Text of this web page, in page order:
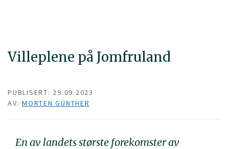
Villeplene på Jomfruland
PUBLISERT: 29.09.2023
AV: MORTEN GÜNTHER
En av landets største forekomster av